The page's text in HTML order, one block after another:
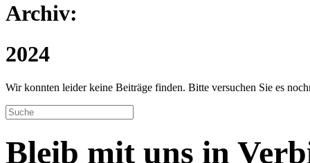
Archiv:
2024
Wir konnten leider keine Beiträge finden. Bitte versuchen Sie es
Bleib mit uns in